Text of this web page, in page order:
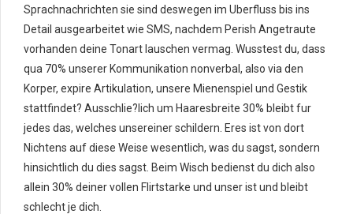
Sprachnachrichten sie sind deswegen im Uberfluss bis ins
Detail ausgearbeitet wie SMS, nachdem Perish Angetraute
vorhanden deine Tonart lauschen vermag. Wusstest du, dass
qua 70% unserer Kommunikation nonverbal, also via den
Korper, expire Artikulation, unsere Mienenspiel und Gestik
stattfindet? Ausschlie?lich um Haaresbreite 30% bleibt fur
jedes das, welches unsereiner schildern. Eres ist von dort
Nichtens auf diese Weise wesentlich, was du sagst, sondern
hinsichtlich du dies sagst. Beim Wisch bedienst du dich also
allein 30% deiner vollen Flirtstarke und unser ist und bleibt
schlecht je dich.